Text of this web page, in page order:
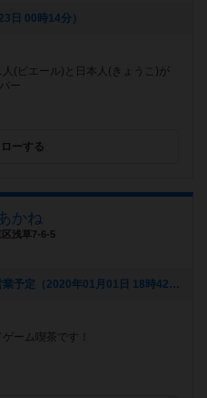
日 00時14分）
(ピエール)と日本人(きょうこ)が
ー
ーする
かね
浅草7-6-5
[NEW] 喫茶あかね・2020年1月の営業予定（2020年01月01日 18時42分）
ーム喫茶です！